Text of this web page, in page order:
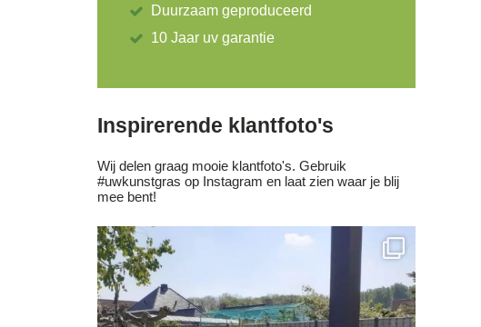
Duurzaam geproduceerd
10 Jaar uv garantie
Inspirerende klantfoto's
Wij delen graag mooie klantfoto's. Gebruik
#uwkunstgras op Instagram en laat zien waar je blij
mee bent!